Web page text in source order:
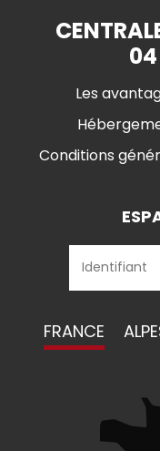
Les
Conditions
FRANCE